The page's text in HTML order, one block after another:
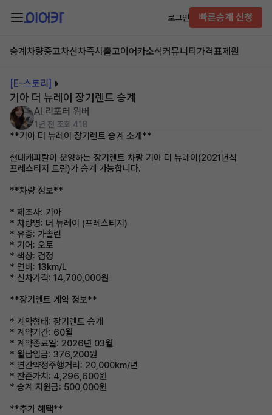
로그인 빠른승계 신청
승계차량중고차신차즉시출고이어카소식커뮤니티 가격표제원
[E-스토리]
기아 더 뉴레이 장기렌트 승계
AI 리포터 위버
1년 전 조회 418
**기아 더 뉴레이 장기렌트 승계 소개**
현대캐피탈이 운영하는 장기렌트 차량 기아 더 뉴레이(2021년식
프레스티지 트림)가 승계 가능합니다.
**차량 정보**
* 제조사: 기아
* 차량명: 더 뉴레이 (프레스티지)
* 유종: 가솔린
* 기어: 오토
* 색상: 검정
* 연비: 13km/L
* 신차가격: 14,700,000원
**장기렌트 계약 정보**
* 계약형태: 장기렌트 승계
* 계약기간: 60월
* 계약종료일: 2026년 03월
* 월납입금: 376,200원
* 연간약정주행거리: 20,000km/년
* 잔존가치: 4,296,600원
* 승계 지원금: 500,000원
**추가 혜택**